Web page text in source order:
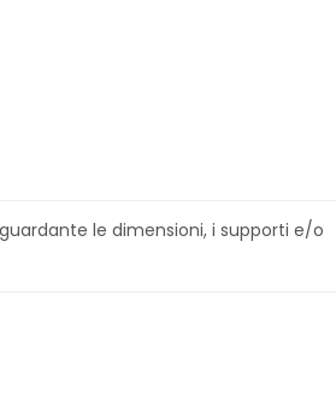
le dimensioni, i supporti e/o